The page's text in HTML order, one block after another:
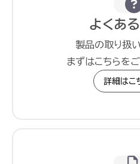
よくあ
製品の取り扱い
まずはこちらを
詳細はこ